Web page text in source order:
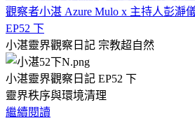
觀察者小湛 Azure Mulo x 主持人彭瀞
EP52 下
小湛靈界觀察日記 宗教超自然
小湛靈界觀察日記 EP52 下
靈界秩序與環境清理
繼續閱讀